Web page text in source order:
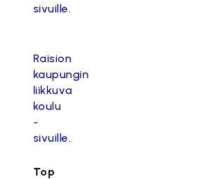
sivuille.
Raision
kaupungin
liikkuva
koulu
-
sivuille.
Top